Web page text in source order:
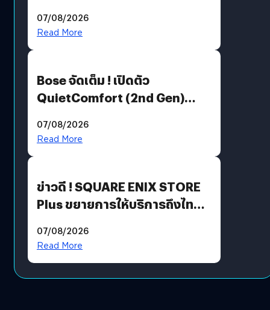
มีภาษาไทยด้วย
07/08/2026
Read More
Bose จัดเต็ม ! เปิดตัว
QuietComfort (2nd Gen)
07/08/2026
Read More
ข่าวดี ! SQUARE ENIX STORE
Plus ขยายการให้บริการถึงไทย
โดยตรง
07/08/2026
Read More